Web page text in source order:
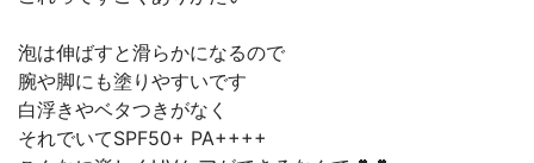
泡は伸ばすと滑らかになるので
腕や脚にも塗りやすいです
白浮きやベタつきがなく
それでいてSPF50+ PA++++